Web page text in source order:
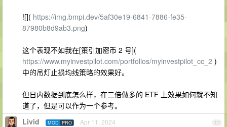
![]( https://img.bmpi.dev/5af30e19-6841-7886-fe35-
87980b8d9ab3.png)
这个表现不如我在[策引加密币 2 号](
https://www.myinvestpilot.com/portfolios/myinvestpilot_cc_2 )
中的吊灯止损均线策略的效果好。
但日内数据到底怎么样，在二倍做多的 ETF 上效果如何就不知
道了，但是可以作为一个参考。
17
Livid MOD PRO Apr 11, 2024